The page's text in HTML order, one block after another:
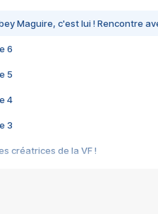
Maguire, c'est lui ! Rencontre
6
5
4
3
créatrices de la VF !